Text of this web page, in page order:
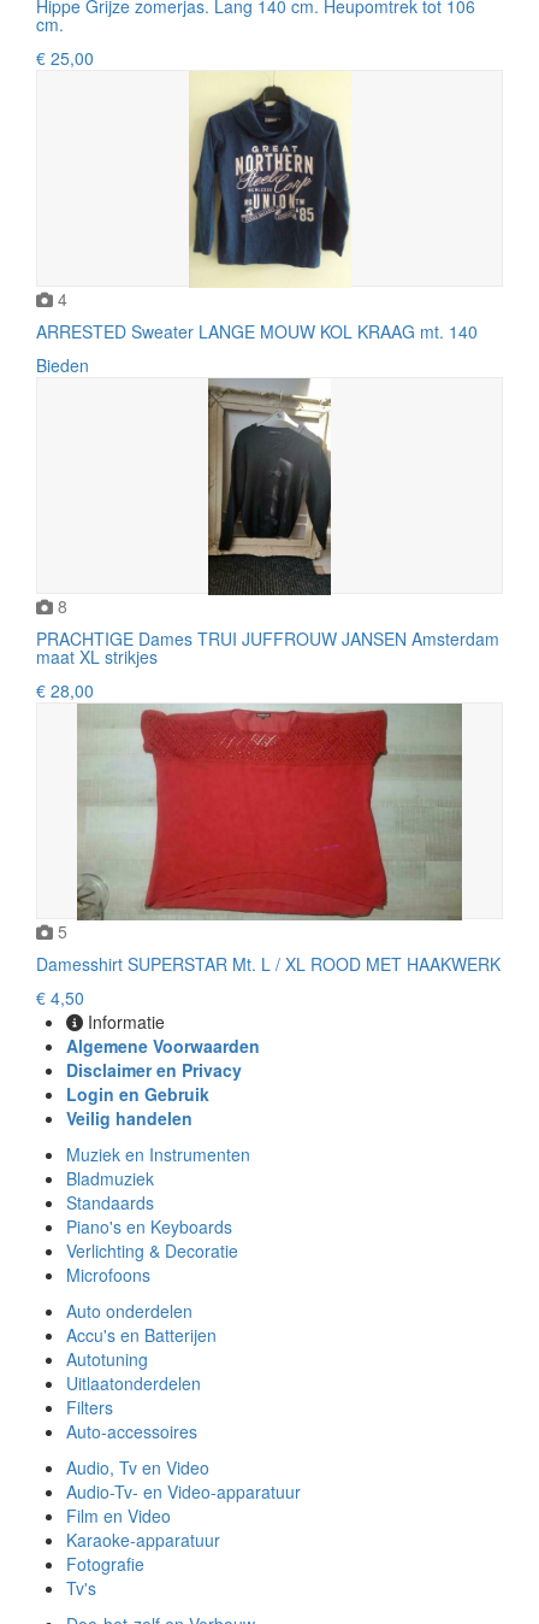
Hippe Grijze zomerjas. Lang 140 cm. Heupomtrek tot 106
cm.
€ 25,00
4
ARRESTED Sweater LANGE MOUW KOL KRAAG mt. 140
Bieden
8
PRACHTIGE Dames TRUI JUFFROUW JANSEN Amsterdam
maat XL strikjes
€ 28,00
5
Damesshirt SUPERSTAR Mt. L / XL ROOD MET HAAKWERK
€ 4,50
Informatie
Algemene Voorwaarden
Disclaimer en Privacy
Login en Gebruik
Veilig handelen
Muziek en Instrumenten
Bladmuziek
Standaards
Piano's en Keyboards
Verlichting & Decoratie
Microfoons
Auto onderdelen
Accu's en Batterijen
Autotuning
Uitlaatonderdelen
Filters
Auto-accessoires
Audio, Tv en Video
Audio-Tv- en Video-apparatuur
Film en Video
Karaoke-apparatuur
Fotografie
Tv's